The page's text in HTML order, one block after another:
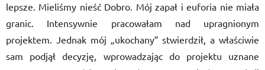
lepsze. Mieliśmy nieść Dobro. Mój zapał i euforia nie miała
granic. Intensywnie pracowałam nad upragnionym
projektem. Jednak mój „ukochany” stwierdził, a właściwie
sam podjął decyzję, wprowadzając do projektu uznane